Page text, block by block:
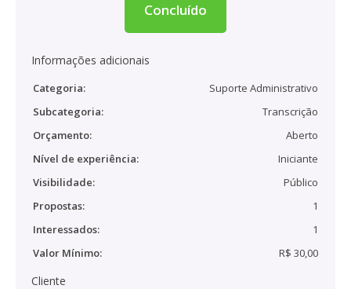
Concluído
Informações adicionais
Categoria:
Suporte Administrativo
Subcategoria:
Transcrição
Orçamento:
Aberto
Nível de experiência:
Iniciante
Visibilidade:
Público
Propostas:
1
Interessados:
1
Valor Mínimo:
R$ 30,00
Cliente